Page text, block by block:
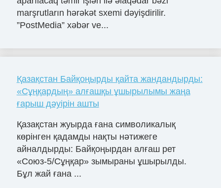
marşrutların hərəkət sxemi dəyişdirilir.
”PostMedia” xəbər ve...
Қазақстан Байқоңырды қайта жандандырды:
«Сұңқардың» алғашқы ұшырылымы жаңа
ғарыш дәуірін ашты
Қазақстан жуырда ғана символикалық
көрінген қадамды нақты нәтижеге
айналдырды: Байқоңырдан алғаш рет
«Союз-5/Сұңқар» зымыраны ұшырылды.
Бұл жай ғана ...